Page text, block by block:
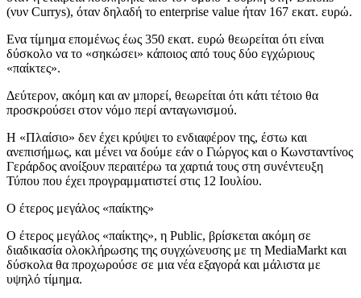
(νυν Currys), όταν δηλαδή το enterprise value ήταν 167 εκατ. ευρώ.
Ενα τίμημα επομένως έως 350 εκατ. ευρώ θεωρείται ότι είναι
δύσκολο να το «σηκώσει» κάποιος από τους δύο εγχώριους
«παίκτες».
Δεύτερον, ακόμη και αν μπορεί, θεωρείται ότι κάτι τέτοιο θα
προσκρούσει στον νόμο περί ανταγωνισμού.
Η «Πλαίσιο» δεν έχει κρύψει το ενδιαφέρον της, έστω και
ανεπισήμως, και μένει να δούμε εάν ο Γιώργος και ο Κωνσταντίνος
Γεράρδος ανοίξουν περαιτέρω τα χαρτιά τους στη συνέντευξη
Τύπου που έχει προγραμματιστεί στις 12 Ιουλίου.
Ο έτερος μεγάλος «παίκτης»
Ο έτερος μεγάλος «παίκτης», η Public, βρίσκεται ακόμη σε
διαδικασία ολοκλήρωσης της συγχώνευσης με τη MediaMarkt και
δύσκολα θα προχωρούσε σε μια νέα εξαγορά και μάλιστα με
υψηλό τίμημα.